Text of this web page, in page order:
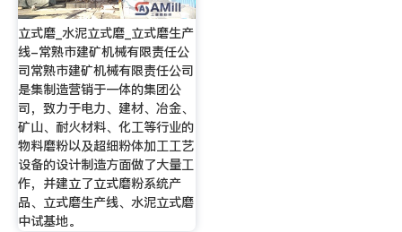
立式磨_水泥立式磨_立式磨生产
线-常熟市建矿机械有限责任公
司常熟市建矿机械有限责任公司
是集制造营销于一体的集团公
司，致力于电力、建材、冶金、
矿山、耐火材料、化工等行业的
物料磨粉以及超细粉体加工工艺
设备的设计制造方面做了大量工
作，并建立了立式磨粉系统产
品、立式磨生产线、水泥立式磨
中试基地。